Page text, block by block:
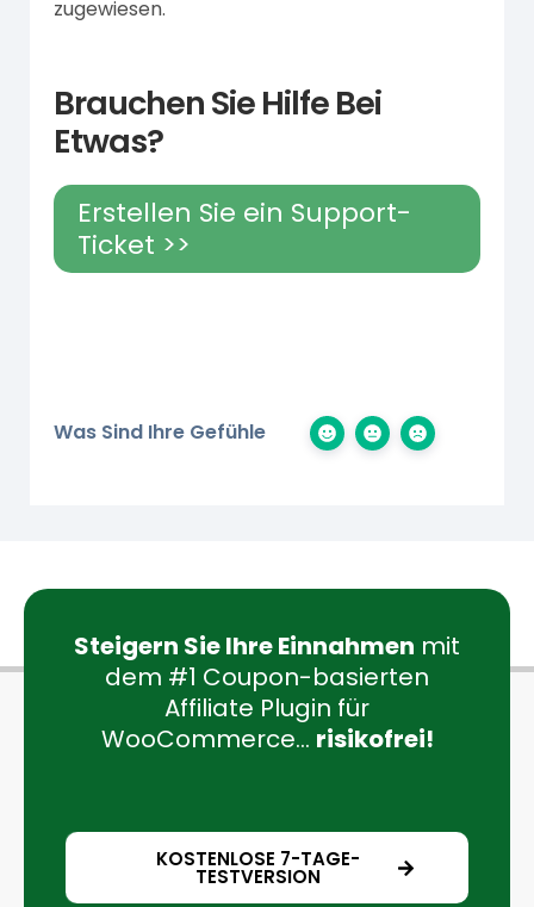
zugewiesen.
Brauchen Sie Hilfe Bei
Etwas?
Erstellen Sie ein Support-
Ticket >>
Was Sind Ihre Gefühle
Steigern Sie Ihre Einnahmen mit
dem #1 Coupon-basierten
Affiliate Plugin für
WooCommerce... risikofrei!
KOSTENLOSE 7-TAGE-
TESTVERSION